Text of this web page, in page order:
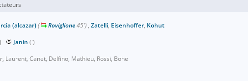
(alcazar)( Roviglione45') , Zatelli, Eisenhoffer, Kohut
Janin (')
Laurent, Canet, Delfino, Mathieu, Rossi, Bohe